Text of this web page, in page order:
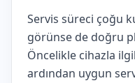
Servis süreci çoğu
görünse de doğru
Öncelikle cihazla
ardından uygun